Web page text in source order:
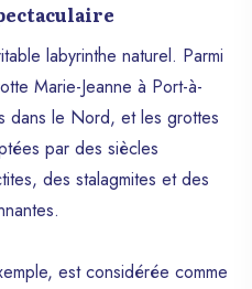
labyrinthe naturel. Parmi
Marie-Jeanne à Port-à-
dans le Nord, et les grottes
par des siècles
des stalagmites et des
est considérée comme